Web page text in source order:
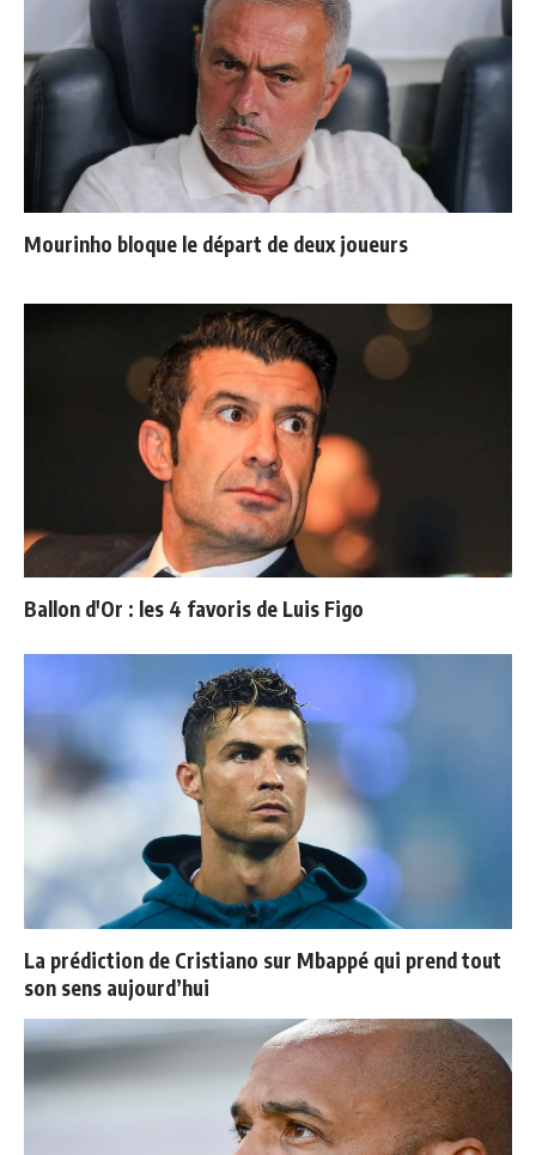
Mourinho bloque le départ de deux joueurs
Ballon d'Or : les 4 favoris de Luis Figo
La prédiction de Cristiano sur Mbappé qui prend tout
son sens aujourd’hui